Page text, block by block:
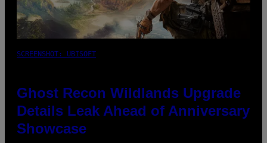
SCREENSHOT: UBISOFT
Ghost Recon Wildlands Upgrade
Details Leak Ahead of Anniversary
Showcase